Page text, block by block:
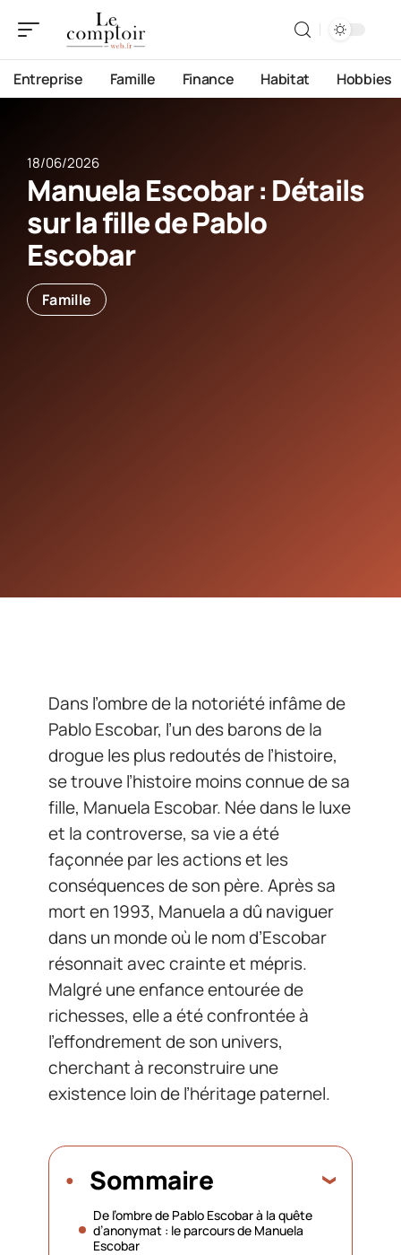
Entreprise Famille Finance Habitat Hobbies
18/06/2026
Manuela Escobar : Détails
sur la fille de Pablo
Escobar
Famille
Dans l’ombre de la notoriété infâme de
Pablo Escobar, l’un des barons de la
drogue les plus redoutés de l’histoire,
se trouve l’histoire moins connue de sa
fille, Manuela Escobar. Née dans le luxe
et la controverse, sa vie a été
façonnée par les actions et les
conséquences de son père. Après sa
mort en 1993, Manuela a dû naviguer
dans un monde où le nom d’Escobar
résonnait avec crainte et mépris.
Malgré une enfance entourée de
richesses, elle a été confrontée à
l’effondrement de son univers,
cherchant à reconstruire une
existence loin de l’héritage paternel.
Sommaire
De l’ombre de Pablo Escobar à la quête
d’anonymat : le parcours de Manuela
Escobar